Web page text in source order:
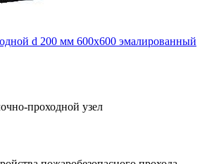
d 200 мм 600х600 эмалированный
проходной узел